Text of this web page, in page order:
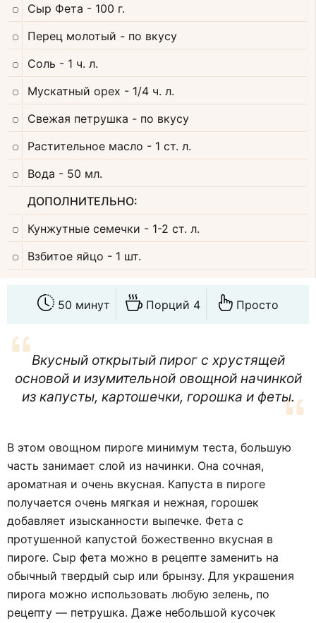
Сыр Фета - 100 г.
Перец молотый - по вкусу
Соль - 1 ч. л.
Мускатный орех - 1/4 ч. л.
Свежая петрушка - по вкусу
Растительное масло - 1 ст. л.
Вода - 50 мл.
ДОПОЛНИТЕЛЬНО:
Кунжутные семечки - 1-2 ст. л.
Взбитое яйцо - 1 шт.
50 минут Порций 4 Просто
Вкусный открытый пирог с хрустящей
основой и изумительной овощной начинкой
из капусты, картошечки, горошка и феты.
В этом овощном пироге минимум теста, большую
часть занимает слой из начинки. Она сочная,
ароматная и очень вкусная. Капуста в пироге
получается очень мягкая и нежная, горошек
добавляет изысканности выпечке. Фета с
протушенной капустой божественно вкусная в
пироге. Сыр фета можно в рецепте заменить на
обычный твердый сыр или брынзу. Для украшения
пирога можно использовать любую зелень, по
рецепту — петрушка. Даже небольшой кусочек